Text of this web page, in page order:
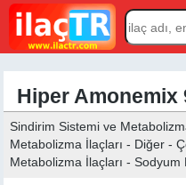
Hiper Amonemix
Sindirim Sistemi ve
Metabolizma İlaçları - Diğer -
Metabolizma İlaçları - Sodyum